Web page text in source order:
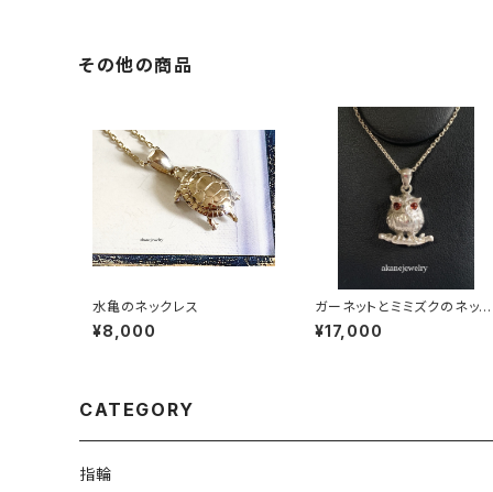
その他の商品
水亀のネックレス
¥8,000
ガーネットとミミズクのネック
レス
¥17,000
CATEGORY
指輪